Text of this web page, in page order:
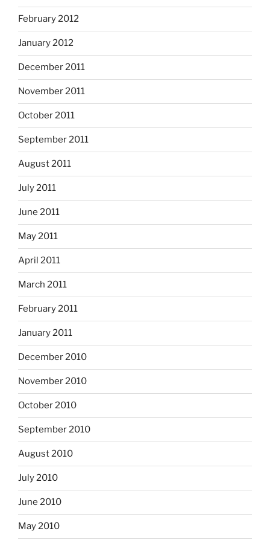
February 2012
January 2012
December 2011
November 2011
October 2011
September 2011
August 2011
July 2011
June 2011
May 2011
April 2011
March 2011
February 2011
January 2011
December 2010
November 2010
October 2010
September 2010
August 2010
July 2010
June 2010
May 2010